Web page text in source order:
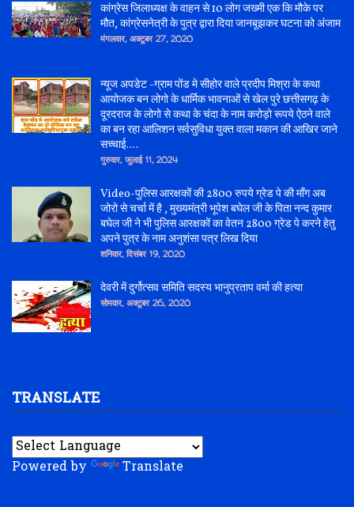
कांग्रेस जिलाध्यक्ष के वाहन से 10 लोग जख्मी एक कि मौके पर
मौत, कांग्रेसनेत्री के पुत्र द्वारा दिया जानबूझकर घटना को अंजाम
मंगलवार, अक्टूबर 27, 2020
न्यूज अपडेट -ग्राम पोंड मे सीहोर वाले प्रदीप मिश्रा के कथा
आयोजक बन लोगो के धार्मिक भावनाओं से खेल पुरे छत्तीसगढ़ के
दूरदराज के लोगो से कथा के चंदा के नाम करोड़ो रूपये ऐठने वाले
का बन रहा आलिशन सर्वसुविधा युक्त वाला मकान की आखिर जाने
सच्चाई....
गुरुवार, जुलाई 11, 2024
Video-पुलिस आरक्षकों की 2800 रुपये ग्रेड पे की माँग अब
जोरो से चर्चा में है , मुख्यमंत्री भूपेश बघेल जी के पिता नन्द कुमार
बघेल जी ने भी पुलिस आरक्षकों का वेतन 2800 ग्रेड पे करने हेतु
अपने पुत्र के नाम अनुशंसा पत्र लिख दिया
शनिवार, दिसंबर 19, 2020
देवरी में दुर्गोत्सव समिति सदस्य भानुप्रताप वर्मा की हत्या
सोमवार, अक्टूबर 26, 2020
TRANSLATE
Powered by Translate